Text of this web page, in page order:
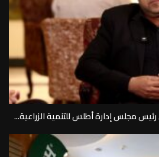
مجلس إدارة أطلس للتنمية الزراعية...